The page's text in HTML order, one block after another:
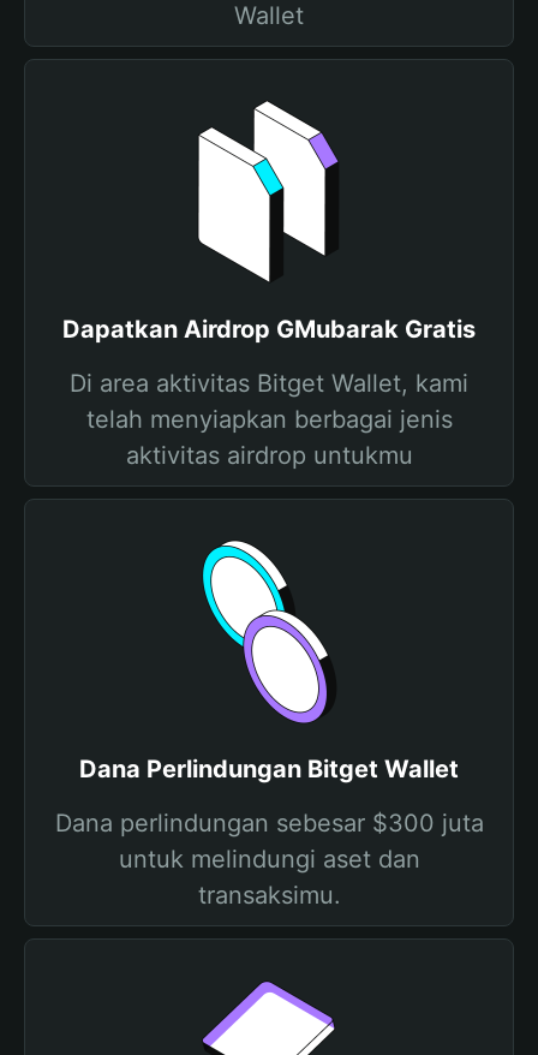
Wallet
Dapatkan Airdrop GMubarak Gratis
Di area aktivitas Bitget Wallet, kami
telah menyiapkan berbagai jenis
aktivitas airdrop untukmu
Dana Perlindungan Bitget Wallet
Dana perlindungan sebesar $300 juta
untuk melindungi aset dan
transaksimu.